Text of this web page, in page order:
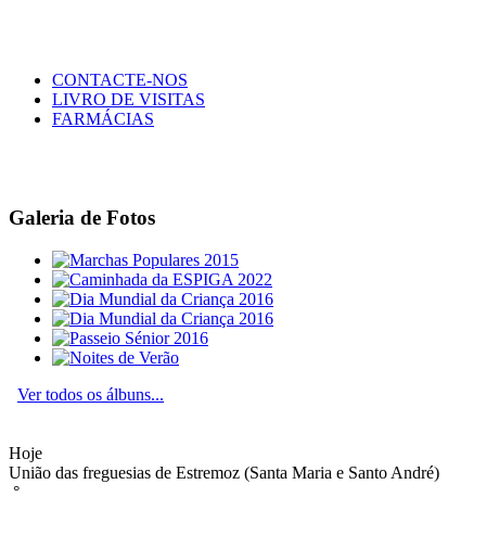
CONTACTE-NOS
LIVRO DE VISITAS
FARMÁCIAS
Galeria de Fotos
Ver todos os álbuns...
Hoje
União das freguesias de Estremoz (Santa Maria e Santo André)
°